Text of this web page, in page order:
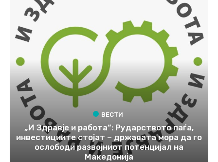
ВЕСТИ
„И Здравје и работа“: Рударството паѓа,
инвестициите стојат – државата мора да го
ослободи развојниот потенцијал на
Македонија